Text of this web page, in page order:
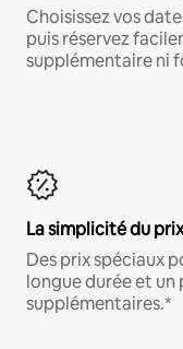
Choisissez vos
puis réservez
supplémentaire ni
La simplicité du
Des prix spéciaux
longue durée et un
supplémentaires.*